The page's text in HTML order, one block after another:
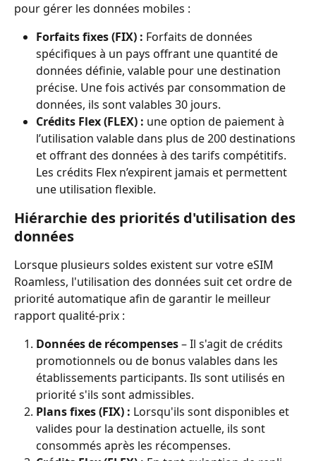
pour gérer les données mobiles :
Forfaits fixes (FIX) : Forfaits de données
spécifiques à un pays offrant une quantité de
données définie, valable pour une destination
précise. Une fois activés par consommation de
données, ils sont valables 30 jours.
Crédits Flex (FLEX) : une option de paiement à
l’utilisation valable dans plus de 200 destinations
et offrant des données à des tarifs compétitifs.
Les crédits Flex n’expirent jamais et permettent
une utilisation flexible.
Hiérarchie des priorités d'utilisation des
données
Lorsque plusieurs soldes existent sur votre eSIM
Roamless, l'utilisation des données suit cet ordre de
priorité automatique afin de garantir le meilleur
rapport qualité-prix :
Données de récompenses – Il s'agit de crédits
promotionnels ou de bonus valables dans les
établissements participants. Ils sont utilisés en
priorité s'ils sont admissibles.
Plans fixes (FIX) : Lorsqu'ils sont disponibles et
valides pour la destination actuelle, ils sont
consommés après les récompenses.